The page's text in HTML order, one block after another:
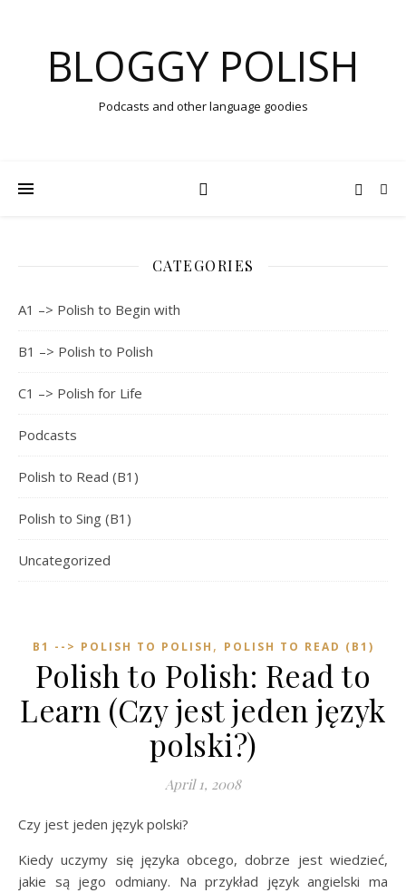
BLOGGY POLISH
Podcasts and other language goodies
CATEGORIES
A1 –> Polish to Begin with
B1 –> Polish to Polish
C1 –> Polish for Life
Podcasts
Polish to Read (B1)
Polish to Sing (B1)
Uncategorized
B1 --> POLISH TO POLISH , POLISH TO READ (B1)
Polish to Polish: Read to
Learn (Czy jest jeden język
polski?)
April 1, 2008
Czy jest jeden język polski?
Kiedy uczymy się języka obcego, dobrze jest wiedzieć,
jakie są jego odmiany. Na przykład język angielski ma